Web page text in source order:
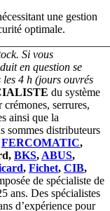
une gestion
optimale.
Si vous
en question se
les 4 h (jours ouvrés
du système
serrures,
ainsi que la
sommes distributeurs
FERCOMATIC,
BKS, ABUS,
, Fichet, CIB,
de spécialiste de
ans. Des spécialistes
d’expérience pour